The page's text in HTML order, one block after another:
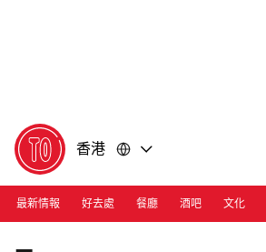
香港
最新情報 好去處 餐廳 酒吧 文化
Photograph: Courtesy Zozzona